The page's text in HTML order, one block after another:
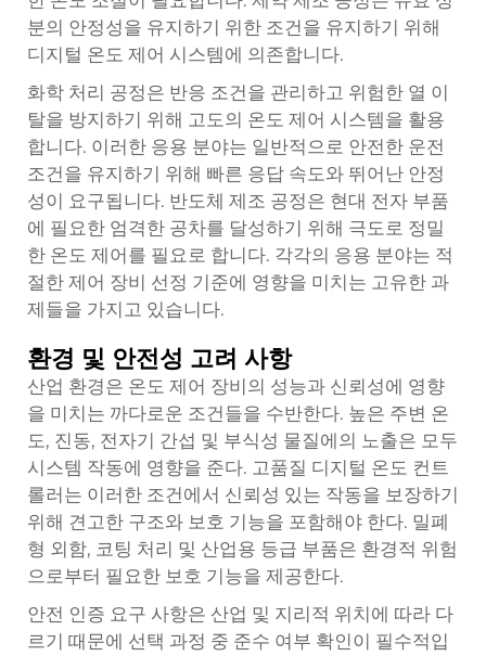
분의 안정성을 유지하기 위한 조건을 유지하기 위해
디지털 온도 제어 시스템에 의존합니다.
화학 처리 공정은 반응 조건을 관리하고 위험한 열 이
탈을 방지하기 위해 고도의 온도 제어 시스템을 활용
합니다. 이러한 응용 분야는 일반적으로 안전한 운전
조건을 유지하기 위해 빠른 응답 속도와 뛰어난 안정
성이 요구됩니다. 반도체 제조 공정은 현대 전자 부품
에 필요한 엄격한 공차를 달성하기 위해 극도로 정밀
한 온도 제어를 필요로 합니다. 각각의 응용 분야는 적
절한 제어 장비 선정 기준에 영향을 미치는 고유한 과
제들을 가지고 있습니다.
환경 및 안전성 고려 사항
산업 환경은 온도 제어 장비의 성능과 신뢰성에 영향
을 미치는 까다로운 조건들을 수반한다. 높은 주변 온
도, 진동, 전자기 간섭 및 부식성 물질에의 노출은 모두
시스템 작동에 영향을 준다. 고품질 디지털 온도 컨트
롤러는 이러한 조건에서 신뢰성 있는 작동을 보장하기
위해 견고한 구조와 보호 기능을 포함해야 한다. 밀폐
형 외함, 코팅 처리 및 산업용 등급 부품은 환경적 위험
으로부터 필요한 보호 기능을 제공한다.
안전 인증 요구 사항은 산업 및 지리적 위치에 따라 다
르기 때문에 선택 과정 중 준수 여부 확인이 필수적입